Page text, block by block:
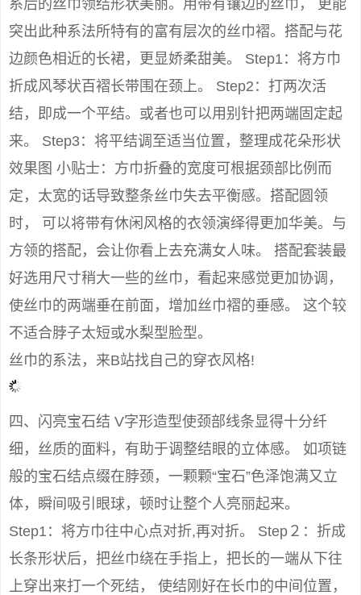
系后的丝巾领结形状美丽。用带有镶边的丝巾， 更能
突出此种系法所特有的富有层次的丝巾褶。搭配与花
边颜色相近的长裙，更显娇柔甜美。 Step1：将方巾
折成风琴状百褶长带围在颈上。 Step2：打两次活
结，即成一个平结。或者也可以用别针把两端固定起
来。 Step3：将平结调至适当位置，整理成花朵形状
效果图 小贴士：方巾折叠的宽度可根据颈部比例而
定，太宽的话导致整条丝巾失去平衡感。搭配圆领
时， 可以将带有休闲风格的衣领演绎得更加华美。与
方领的搭配，会让你看上去充满女人味。 搭配套装最
好选用尺寸稍大一些的丝巾，看起来感觉更加协调，
使丝巾的两端垂在前面，增加丝巾褶的垂感。 这个较
不适合脖子太短或水梨型脸型。
丝巾的系法，来B站找自己的穿衣风格!
四、闪亮宝石结 V字形造型使颈部线条显得十分纤
细，丝质的面料，有助于调整结眼的立体感。 如项链
般的宝石结点缀在脖颈，一颗颗“宝石”色泽饱满又立
体，瞬间吸引眼球，顿时让整个人亮丽起来。
Step1：将方巾往中心点对折,再对折。 Step２：折成
长条形状后，把丝巾绕在手指上，把长的一端从下往
上穿出来打一个死结， 使结刚好在长巾的中间位置，